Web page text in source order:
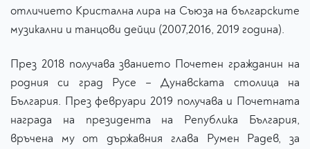
отличието Кристална лира на Съюза на българските
музикални и танцови дейци (2007,2016, 2019 година).
През 2018 получава званието Почетен гражданин на
родния си град Русе – Дунавската столица на
България. През февруари 2019 получава и Почетната
награда на президента на Република България,
връчена му от държавния глава Румен Радев, за